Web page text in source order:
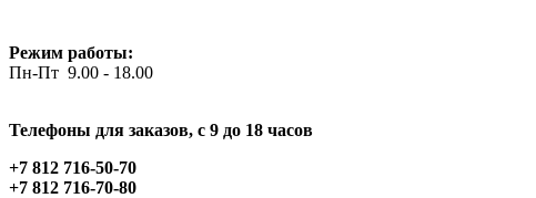
Режим работы:
Пн-Пт 9.00 - 18.00
Телефоны для заказов, c 9 до 18 часов
+7 812 716-50-70
+7 812 716-70-80